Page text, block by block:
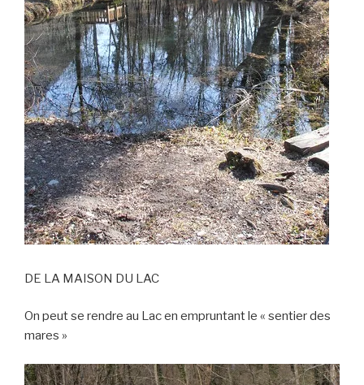
DE LA MAISON DU LAC
On peut se rendre au Lac en empruntant le « sentier des
mares »